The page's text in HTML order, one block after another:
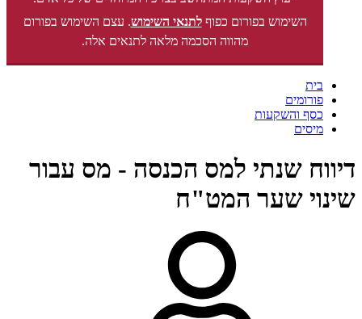
השימוש בפורום כפוףלתנאי השימוש. עצם השימוש בפורום
מהווה הסכמה מלאה לתנאים אלה.
בית
פורומים
כסף והשקעות
מיסים
דיווח שנתי למס הכנסה - מס עבור
שינוי שער המט"ח